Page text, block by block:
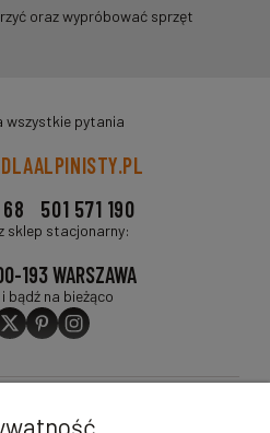
oraz wypróbować sprzęt
wszystkie pytania
501 571 190
sklep stacjonarny:
193 WARSZAWA
bądź na bieżąco